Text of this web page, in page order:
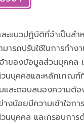
วปฏิบัติที่จำเป็นสำห
ารถปรับใช้ในการทำ
จ้าของข้อมูลส่วนบุคค
นบุคคลและหลักเกณฑ์
และตอบสนองความ
งน้อยมีความเข้าใจก
นบุคคล และกรอบการ